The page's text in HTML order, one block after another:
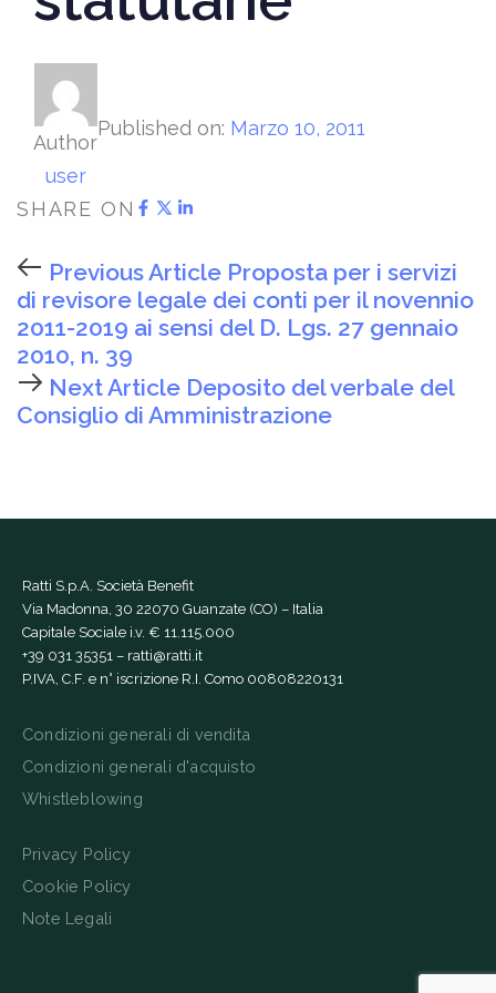
Author
user
Published on: Marzo 10, 2011
SHARE ON
Previous Article Proposta per i servizi
di revisore legale dei conti per il novennio
2011-2019 ai sensi del D. Lgs. 27 gennaio
2010, n. 39
Next Article Deposito del verbale del
Consiglio di Amministrazione
Ratti S.p.A. Società Benefit
Via Madonna, 30 22070 Guanzate (CO) – Italia
Capitale Sociale i.v. € 11.115.000
+39 031 35351 – ratti@ratti.it
P.IVA, C.F. e n° iscrizione R.I. Como 00808220131
Condizioni generali di vendita
Condizioni generali d'acquisto
Whistleblowing
Privacy Policy
Cookie Policy
Note Legali